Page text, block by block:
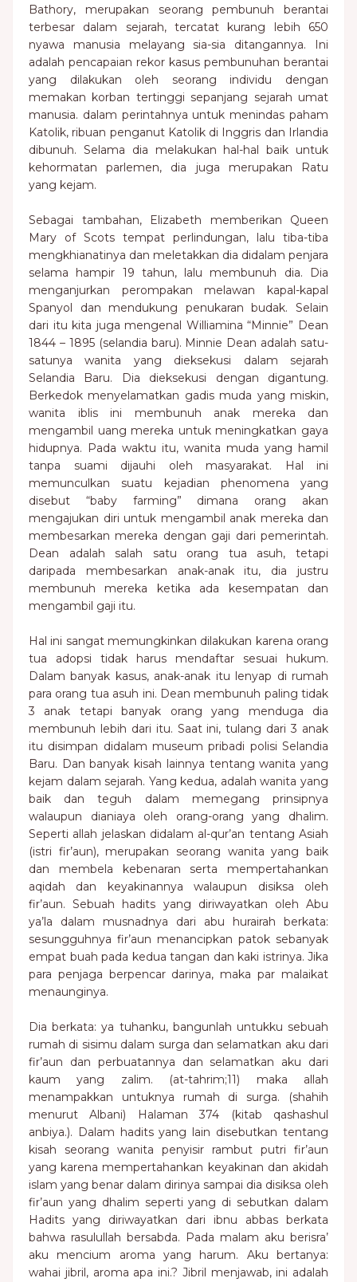
Bathory, merupakan seorang pembunuh berantai
terbesar dalam sejarah, tercatat kurang lebih 650
nyawa manusia melayang sia-sia ditangannya. Ini
adalah pencapaian rekor kasus pembunuhan berantai
yang dilakukan oleh seorang individu dengan
memakan korban tertinggi sepanjang sejarah umat
manusia. dalam perintahnya untuk menindas paham
Katolik, ribuan penganut Katolik di Inggris dan Irlandia
dibunuh. Selama dia melakukan hal-hal baik untuk
kehormatan parlemen, dia juga merupakan Ratu
yang kejam.
Sebagai tambahan, Elizabeth memberikan Queen
Mary of Scots tempat perlindungan, lalu tiba-tiba
mengkhianatinya dan meletakkan dia didalam penjara
selama hampir 19 tahun, lalu membunuh dia. Dia
menganjurkan perompakan melawan kapal-kapal
Spanyol dan mendukung penukaran budak. Selain
dari itu kita juga mengenal Williamina “Minnie” Dean
1844 – 1895 (selandia baru). Minnie Dean adalah satu-
satunya wanita yang dieksekusi dalam sejarah
Selandia Baru. Dia dieksekusi dengan digantung.
Berkedok menyelamatkan gadis muda yang miskin,
wanita iblis ini membunuh anak mereka dan
mengambil uang mereka untuk meningkatkan gaya
hidupnya. Pada waktu itu, wanita muda yang hamil
tanpa suami dijauhi oleh masyarakat. Hal ini
memunculkan suatu kejadian phenomena yang
disebut “baby farming” dimana orang akan
mengajukan diri untuk mengambil anak mereka dan
membesarkan mereka dengan gaji dari pemerintah.
Dean adalah salah satu orang tua asuh, tetapi
daripada membesarkan anak-anak itu, dia justru
membunuh mereka ketika ada kesempatan dan
mengambil gaji itu.
Hal ini sangat memungkinkan dilakukan karena orang
tua adopsi tidak harus mendaftar sesuai hukum.
Dalam banyak kasus, anak-anak itu lenyap di rumah
para orang tua asuh ini. Dean membunuh paling tidak
3 anak tetapi banyak orang yang menduga dia
membunuh lebih dari itu. Saat ini, tulang dari 3 anak
itu disimpan didalam museum pribadi polisi Selandia
Baru. Dan banyak kisah lainnya tentang wanita yang
kejam dalam sejarah. Yang kedua, adalah wanita yang
baik dan teguh dalam memegang prinsipnya
walaupun dianiaya oleh orang-orang yang dhalim.
Seperti allah jelaskan didalam al-qur’an tentang Asiah
(istri fir’aun), merupakan seorang wanita yang baik
dan membela kebenaran serta mempertahankan
aqidah dan keyakinannya walaupun disiksa oleh
fir’aun. Sebuah hadits yang diriwayatkan oleh Abu
ya’la dalam musnadnya dari abu hurairah berkata:
sesungguhnya fir’aun menancipkan patok sebanyak
empat buah pada kedua tangan dan kaki istrinya. Jika
para penjaga berpencar darinya, maka par malaikat
menaunginya.
Dia berkata: ya tuhanku, bangunlah untukku sebuah
rumah di sisimu dalam surga dan selamatkan aku dari
fir’aun dan perbuatannya dan selamatkan aku dari
kaum yang zalim. (at-tahrim;11) maka allah
menampakkan untuknya rumah di surga. (shahih
menurut Albani) Halaman 374 (kitab qashashul
anbiya.). Dalam hadits yang lain disebutkan tentang
kisah seorang wanita penyisir rambut putri fir’aun
yang karena mempertahankan keyakinan dan akidah
islam yang benar dalam dirinya sampai dia disiksa oleh
fir’aun yang dhalim seperti yang di sebutkan dalam
Hadits yang diriwayatkan dari ibnu abbas berkata
bahwa rasulullah bersabda. Pada malam aku berisra’
aku mencium aroma yang harum. Aku bertanya:
wahai jibril, aroma apa ini.? Jibril menjawab, ini adalah